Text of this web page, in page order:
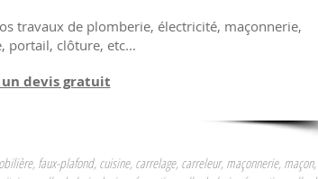
travaux de plomberie, électricité, maçonnerie,
portail, clôture, etc...
un devis gratuit
faux-plafond, cuisine, carrelage, carreleur, maçonnerie, maçon,